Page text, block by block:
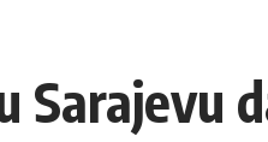
Sarajevu